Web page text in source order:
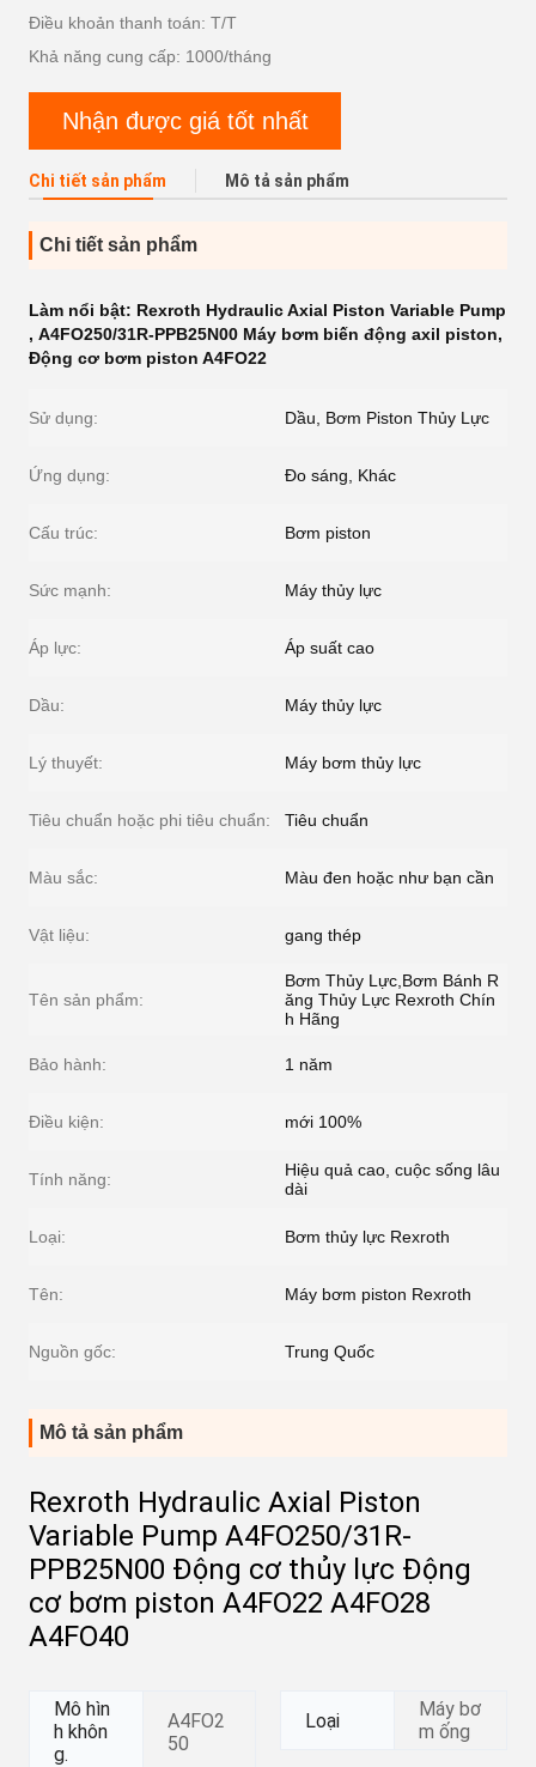
Điều khoản thanh toán: T/T
Khả năng cung cấp: 1000/tháng
Nhận được giá tốt nhất
Chi tiết sản phẩm Mô tả sản phẩm
Chi tiết sản phẩm
Làm nổi bật: Rexroth Hydraulic Axial Piston Variable Pump
, A4FO250/31R-PPB25N00 Máy bơm biến động axil piston,
Động cơ bơm piston A4FO22
Sử dụng: Dầu, Bơm Piston Thủy Lực
Ứng dụng: Đo sáng, Khác
Cấu trúc: Bơm piston
Sức mạnh: Máy thủy lực
Áp lực: Áp suất cao
Dầu: Máy thủy lực
Lý thuyết: Máy bơm thủy lực
Tiêu chuẩn hoặc phi tiêu chuẩn: Tiêu chuẩn
Màu sắc: Màu đen hoặc như bạn cần
Vật liệu: gang thép
Tên sản phẩm:
Bơm Thủy Lực,Bơm Bánh R
ăng Thủy Lực Rexroth Chín
h Hãng
Bảo hành: 1 năm
Điều kiện: mới 100%
Tính năng:
Hiệu quả cao, cuộc sống lâu
dài
Loại: Bơm thủy lực Rexroth
Tên: Máy bơm piston Rexroth
Nguồn gốc: Trung Quốc
Mô tả sản phẩm
Rexroth Hydraulic Axial Piston
Variable Pump A4FO250/31R-
PPB25N00 Động cơ thủy lực Động
cơ bơm piston A4FO22 A4FO28
A4FO40
Mô hìn
h khôn
g.
A4FO2
50
Loại
Máy bơ
m ống